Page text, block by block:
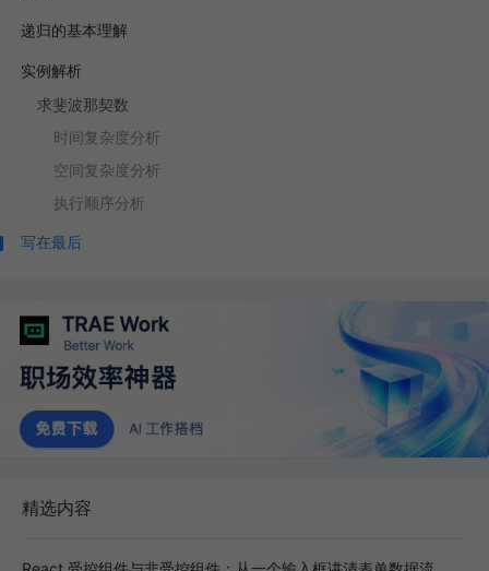
递归的基本理解
实例解析
求斐波那契数
时间复杂度分析
空间复杂度分析
执行顺序分析
写在最后
精选内容